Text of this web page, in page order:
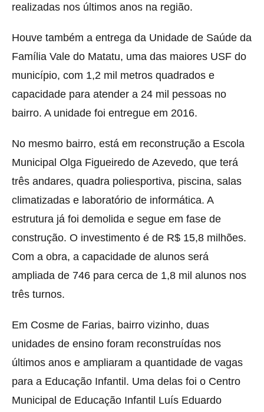
realizadas nos últimos anos na região.
Houve também a entrega da Unidade de Saúde da
Família Vale do Matatu, uma das maiores USF do
município, com 1,2 mil metros quadrados e
capacidade para atender a 24 mil pessoas no
bairro. A unidade foi entregue em 2016.
No mesmo bairro, está em reconstrução a Escola
Municipal Olga Figueiredo de Azevedo, que terá
três andares, quadra poliesportiva, piscina, salas
climatizadas e laboratório de informática. A
estrutura já foi demolida e segue em fase de
construção. O investimento é de R$ 15,8 milhões.
Com a obra, a capacidade de alunos será
ampliada de 746 para cerca de 1,8 mil alunos nos
três turnos.
Em Cosme de Farias, bairro vizinho, duas
unidades de ensino foram reconstruídas nos
últimos anos e ampliaram a quantidade de vagas
para a Educação Infantil. Uma delas foi o Centro
Municipal de Educação Infantil Luís Eduardo